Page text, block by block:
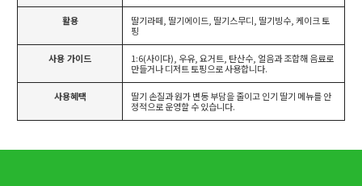
활용
딸기라떼, 딸기에이드, 딸기스무디, 딸기빙수, 케이크 토
핑
사용 가이드
1:6(사이다), 우유, 요거트, 탄산수, 얼음과 조합해 음료로
만들거나 디저트 토핑으로 사용합니다.
사용혜택
딸기 손질과 원가 변동 부담을 줄이고 인기 딸기 메뉴를 안
정적으로 운영할 수 있습니다.